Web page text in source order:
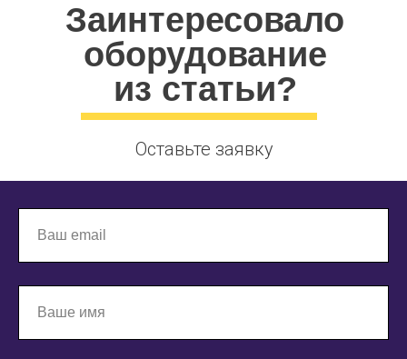
Заинтересовало
оборудование
из статьи?
Оставьте заявку